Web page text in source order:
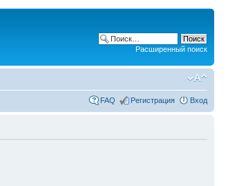
Расширенный поиск
FAQ Регистрация Вход